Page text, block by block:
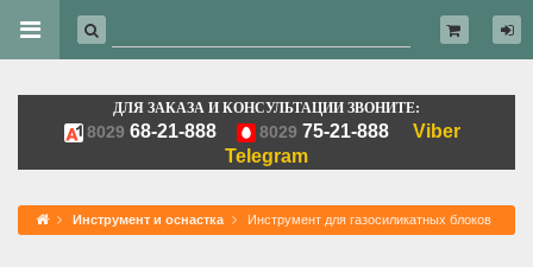
ДЛЯ ЗАКАЗА И КОНСУЛЬТАЦИИ ЗВОНИТЕ:
8029 68-21-888 8029 75-21-888
Viber
Telegram
Инструмент и оснастка Инструмент для газосиликатных блоков